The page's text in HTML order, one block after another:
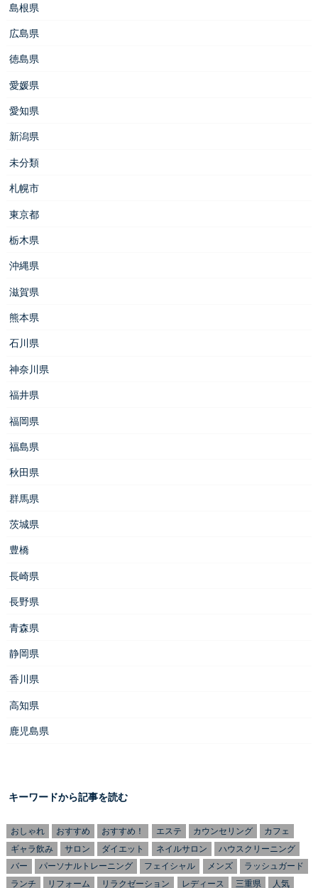
島根県
広島県
徳島県
愛媛県
愛知県
新潟県
未分類
札幌市
東京都
栃木県
沖縄県
滋賀県
熊本県
石川県
神奈川県
福井県
福岡県
福島県
秋田県
群馬県
茨城県
豊橋
長崎県
長野県
青森県
静岡県
香川県
高知県
鹿児島県
キーワードから記事を読む
おしゃれ おすすめ おすすめ！ エステ カウンセリング
カフェ
ギャラ飲み
サロン ダイエット ネイルサロン
ハウスクリーニング
バー
パーソナルトレーニング フェイシャル メンズ
ラッシュガード
ランチ
リフォーム リラクゼーション レディース 三重県 人気